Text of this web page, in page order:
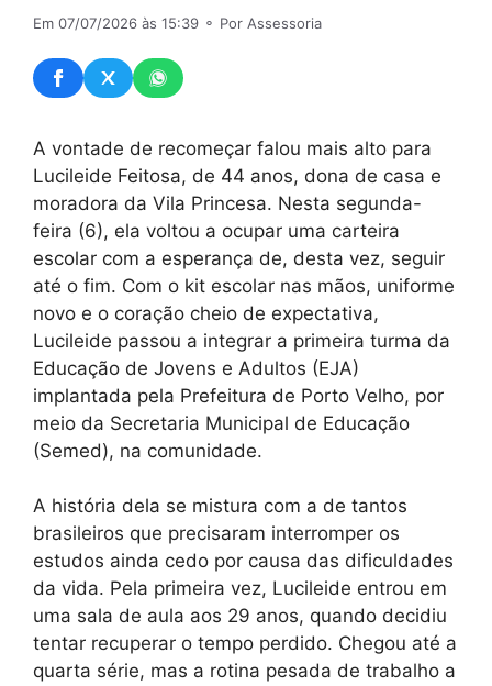
Em 07/07/2026 às 15:39 ⚬ Por Assessoria
A vontade de recomeçar falou mais alto para
Lucileide Feitosa, de 44 anos, dona de casa e
moradora da Vila Princesa. Nesta segunda-
feira (6), ela voltou a ocupar uma carteira
escolar com a esperança de, desta vez, seguir
até o fim. Com o kit escolar nas mãos, uniforme
novo e o coração cheio de expectativa,
Lucileide passou a integrar a primeira turma da
Educação de Jovens e Adultos (EJA)
implantada pela Prefeitura de Porto Velho, por
meio da Secretaria Municipal de Educação
(Semed), na comunidade.
A história dela se mistura com a de tantos
brasileiros que precisaram interromper os
estudos ainda cedo por causa das dificuldades
da vida. Pela primeira vez, Lucileide entrou em
uma sala de aula aos 29 anos, quando decidiu
tentar recuperar o tempo perdido. Chegou até a
quarta série, mas a rotina pesada de trabalho a